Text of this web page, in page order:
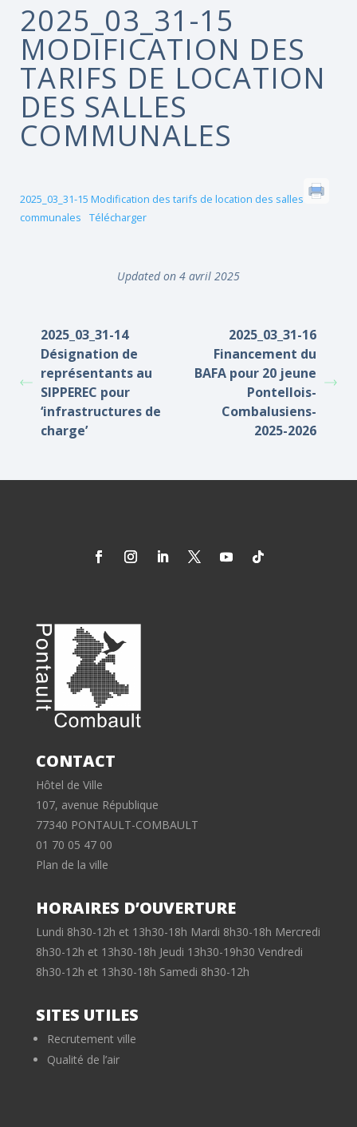
2025_03_31-15
MODIFICATION DES
TARIFS DE LOCATION
DES SALLES
COMMUNALES
2025_03_31-15 Modification des tarifs de location des salles
communales
Télécharger
Updated on 4 avril 2025
2025_03_31-14
Désignation de
représentants au
SIPPEREC pour
‘infrastructures de
charge’
2025_03_31-16
Financement du
BAFA pour 20 jeune
Pontellois-
Combalusiens-
2025-2026
CONTACT
Hôtel de Ville
107, avenue République
77340 PONTAULT-COMBAULT
01 70 05 47 00
Plan de la ville
HORAIRES D’OUVERTURE
Lundi 8h30-12h et 13h30-18h Mardi 8h30-18h Mercredi
8h30-12h et 13h30-18h Jeudi 13h30-19h30 Vendredi
8h30-12h et 13h30-18h Samedi 8h30-12h
SITES UTILES
Recrutement ville
Qualité de l’air